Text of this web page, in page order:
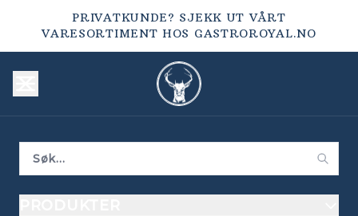
PRIVATKUNDE? SJEKK UT VÅRT
VARESORTIMENT HOS GASTROROYAL.NO